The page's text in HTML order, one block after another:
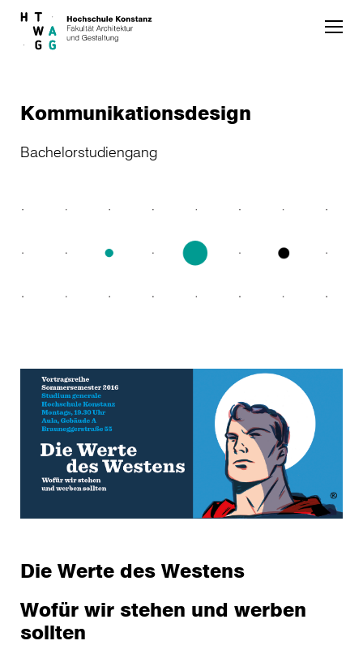
Skip to main content
Kommunikationsdesign
Bachelorstudiengang
Die Werte des Westens
Wofür wir stehen und werben
sollten